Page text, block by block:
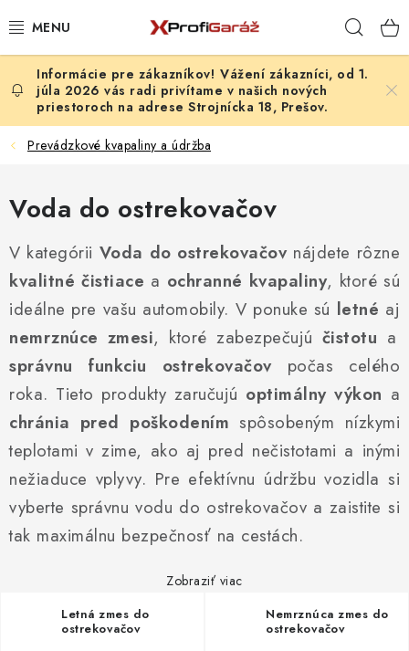
na
REALIZÁCIE & RIEŠENIA
AKCIE A NOVINKY
NÁRADIE PODĽA TYPU OPRAVY
VYBAVENIE DIELNE
NÁRADIE
ČISTENIE A UMÝVANIE
PROFI PORADŇA
GARÁŽOVÝ BAZÁR
AUTODOPLNKY
Vážení zákazníci, od 1.
júla 2026 vás radi privítame v našich nových
priestoroch na adrese Strojnícka 18, Prešov.
Prevádzkové kvapaliny a údržba
Voda do ostrekovačov
V kategórii Voda do ostrekovačov nájdete rôzne
kvalitné čistiace a ochranné kvapaliny, ktoré sú
ideálne pre vašu automobily. V ponuke sú letné aj
nemrznúce zmesi, ktoré zabezpečujú čistotu a
správnu funkciu ostrekovačov počas celého
roka. Tieto produkty zaručujú optimálny výkon a
chránia pred poškodením spôsobeným nízkymi
teplotami v zime, ako aj pred nečistotami a inými
nežiaduce vplyvy. Pre efektívnu údržbu vozidla si
vyberte správnu vodu do ostrekovačov a zaistite si
tak maximálnu bezpečnosť na cestách.
Zobraziť viac
Letná zmes do
ostrekovačov
Nemrznúca zmes do
ostrekovačov